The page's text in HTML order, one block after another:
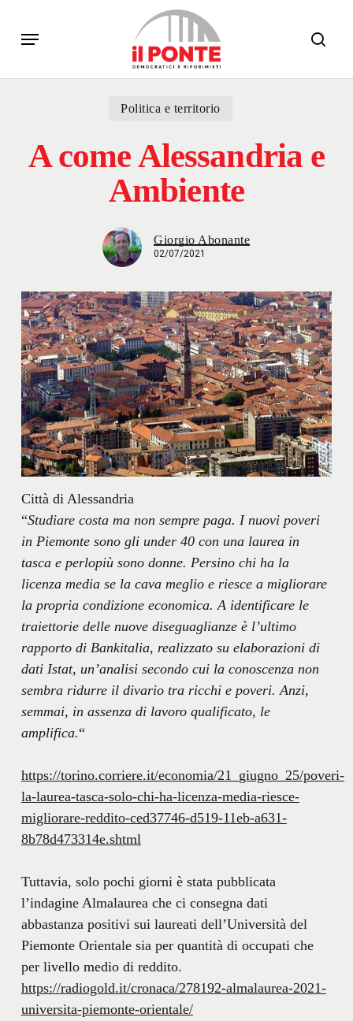
main
Menu
Politica e territorio
A come Alessandria e
Ambiente
Giorgio Abonante
02/07/2021
Città di Alessandria
“Studiare costa ma non sempre paga. I nuovi poveri
in Piemonte sono gli under 40 con una laurea in
tasca e perlopiù sono donne. Persino chi ha la
licenza media se la cava meglio e riesce a migliorare
la propria condizione economica. A identificare le
traiettorie delle nuove diseguaglianze è l’ultimo
rapporto di Bankitalia, realizzato su elaborazioni di
dati Istat, un’analisi secondo cui la conoscenza non
sembra ridurre il divario tra ricchi e poveri. Anzi,
semmai, in assenza di lavoro qualificato, le
amplifica.“
https://torino.corriere.it/economia/21_giugno_25/poveri-
la-laurea-tasca-solo-chi-ha-licenza-media-riesce-
migliorare-reddito-ced37746-d519-11eb-a631-
8b78d473314e.shtml
Tuttavia, solo pochi giorni è stata pubblicata
l’indagine Almalaurea che ci consegna dati
abbastanza positivi sui laureati dell’Università del
Piemonte Orientale sia per quantità di occupati che
per livello medio di reddito.
https://radiogold.it/cronaca/278192-almalaurea-2021-
universita-piemonte-orientale/